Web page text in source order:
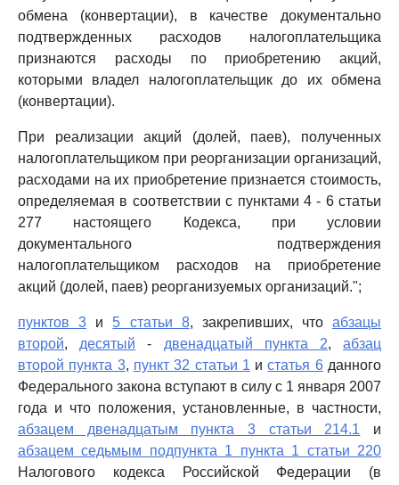
обмена (конвертации), в качестве документально
подтвержденных расходов налогоплательщика
признаются расходы по приобретению акций,
которыми владел налогоплательщик до их обмена
(конвертации).
При реализации акций (долей, паев), полученных
налогоплательщиком при реорганизации организаций,
расходами на их приобретение признается стоимость,
определяемая в соответствии с пунктами 4 - 6 статьи
277 настоящего Кодекса, при условии
документального подтверждения
налогоплательщиком расходов на приобретение
акций (долей, паев) реорганизуемых организаций.";
пунктов 3 и 5 статьи 8, закрепивших, что абзацы
второй, десятый - двенадцатый пункта 2,абзац
второй пункта 3, пункт 32 статьи 1 истатья 6данного
Федерального закона вступают в силу с 1 января 2007
года и что положения, установленные, в частности,
абзацем двенадцатым пункта 3 статьи 214.1 и
абзацем седьмым подпункта 1 пункта 1 статьи 220
Налогового кодекса Российской Федерации (в